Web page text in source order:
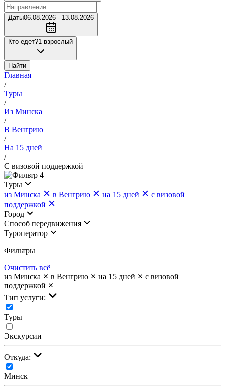
Даты06.08.2026 - 13.08.2026
Кто едет?1 взрослый
Найти
Главная
/
Туры
/
Из Минска
/
В Венгрию
/
На 15 дней
/
С визовой поддержкой
4
Туры
из Минска
в Венгрию на 15 дней
с визовой
поддержкой
Город
Cпособ передвижения
Туроператор
Фильтры
Очистить всё
из Минска
в Венгрию на 15 дней
с визовой
поддержкой
Тип услуги:
Туры
Экскурсии
Откуда:
Минск